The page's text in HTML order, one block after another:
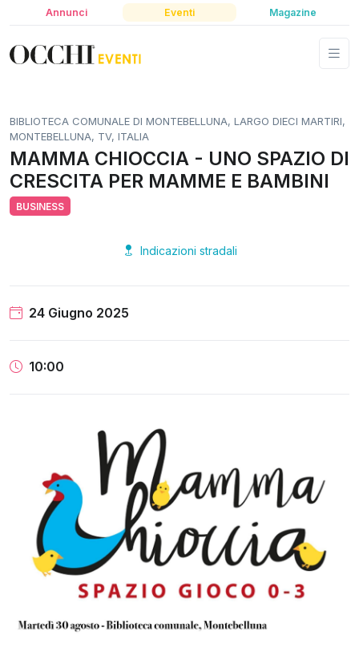
Annunci Eventi Magazine
BIBLIOTECA COMUNALE DI MONTEBELLUNA, LARGO DIECI MARTIRI,
MONTEBELLUNA, TV, ITALIA
MAMMA CHIOCCIA - UNO SPAZIO DI
CRESCITA PER MAMME E BAMBINI
BUSINESS
Indicazioni stradali
24 Giugno 2025
10:00